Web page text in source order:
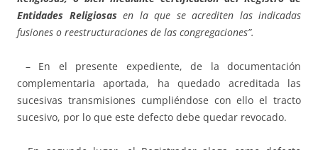
Entidades Religiosas en la que se acrediten las indicadas
fusiones o reestructuraciones de las congregaciones”.
– En el presente expediente, de la documentación
complementaria aportada, ha quedado acreditada las
sucesivas transmisiones cumpliéndose con ello el tracto
sucesivo, por lo que este defecto debe quedar revocado.